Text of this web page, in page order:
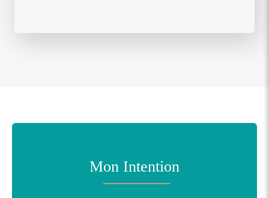
Mon Intention